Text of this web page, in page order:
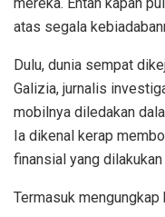
atas segala
Dulu, dunia sempat
Galizia, jurnalis
mobilnya diledakan
Ia dikenal kerap
finansial yang
Termasuk